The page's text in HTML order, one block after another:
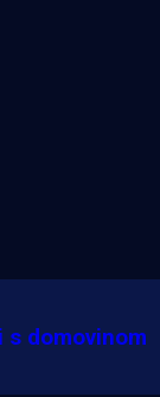
s domovinom